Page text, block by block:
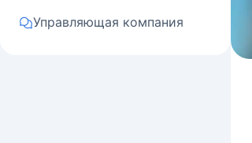
Управляющая компания